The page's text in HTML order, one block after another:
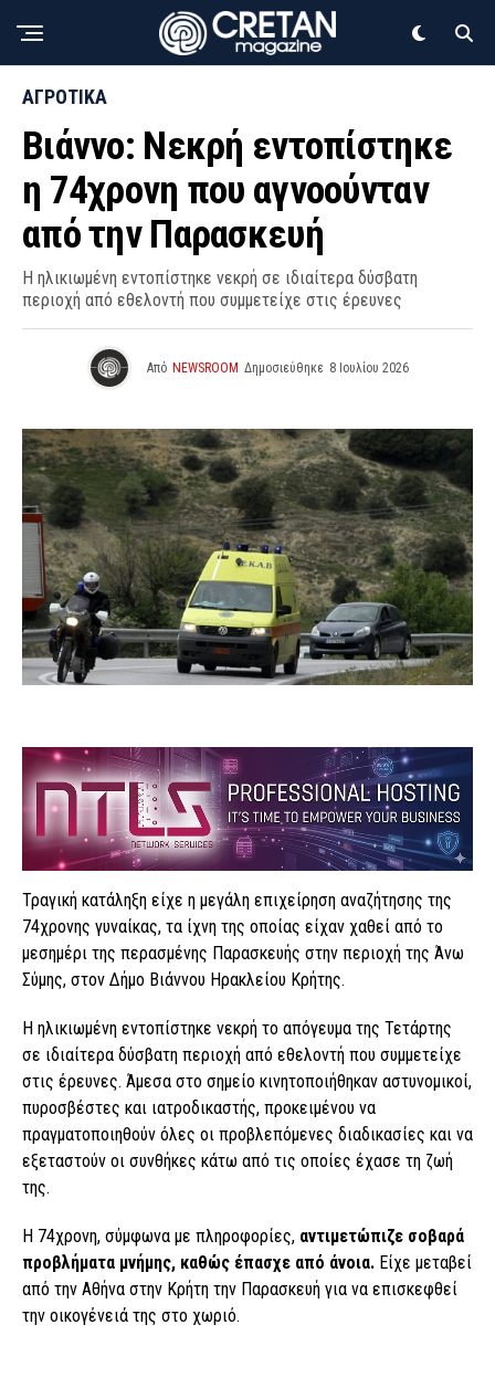
ΑΓΡΟΤΙΚΑ
Βιάννο: Νεκρή εντοπίστηκε
η 74χρονη που αγνοούνταν
από την Παρασκευή
Η ηλικιωμένη εντοπίστηκε νεκρή σε ιδιαίτερα δύσβατη
περιοχή από εθελοντή που συμμετείχε στις έρευνες
Από NEWSROOM Δημοσιεύθηκε 8 Ιουλίου 2026
Τραγική κατάληξη είχε η μεγάλη επιχείρηση αναζήτησης της
74χρονης γυναίκας, τα ίχνη της οποίας είχαν χαθεί από το
μεσημέρι της περασμένης Παρασκευής στην περιοχή της Άνω
Σύμης, στον Δήμο Βιάννου Ηρακλείου Κρήτης.
Η ηλικιωμένη εντοπίστηκε νεκρή το απόγευμα της Τετάρτης
σε ιδιαίτερα δύσβατη περιοχή από εθελοντή που συμμετείχε
στις έρευνες. Άμεσα στο σημείο κινητοποιήθηκαν αστυνομικοί,
πυροσβέστες και ιατροδικαστής, προκειμένου να
πραγματοποιηθούν όλες οι προβλεπόμενες διαδικασίες και να
εξεταστούν οι συνθήκες κάτω από τις οποίες έχασε τη ζωή
της.
Η 74χρονη, σύμφωνα με πληροφορίες, αντιμετώπιζε σοβαρά
προβλήματα μνήμης, καθώς έπασχε από άνοια. Είχε μεταβεί
από την Αθήνα στην Κρήτη την Παρασκευή για να επισκεφθεί
την οικογένειά της στο χωριό.